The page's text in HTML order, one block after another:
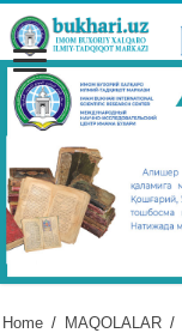
Home / MAQOLALAR /